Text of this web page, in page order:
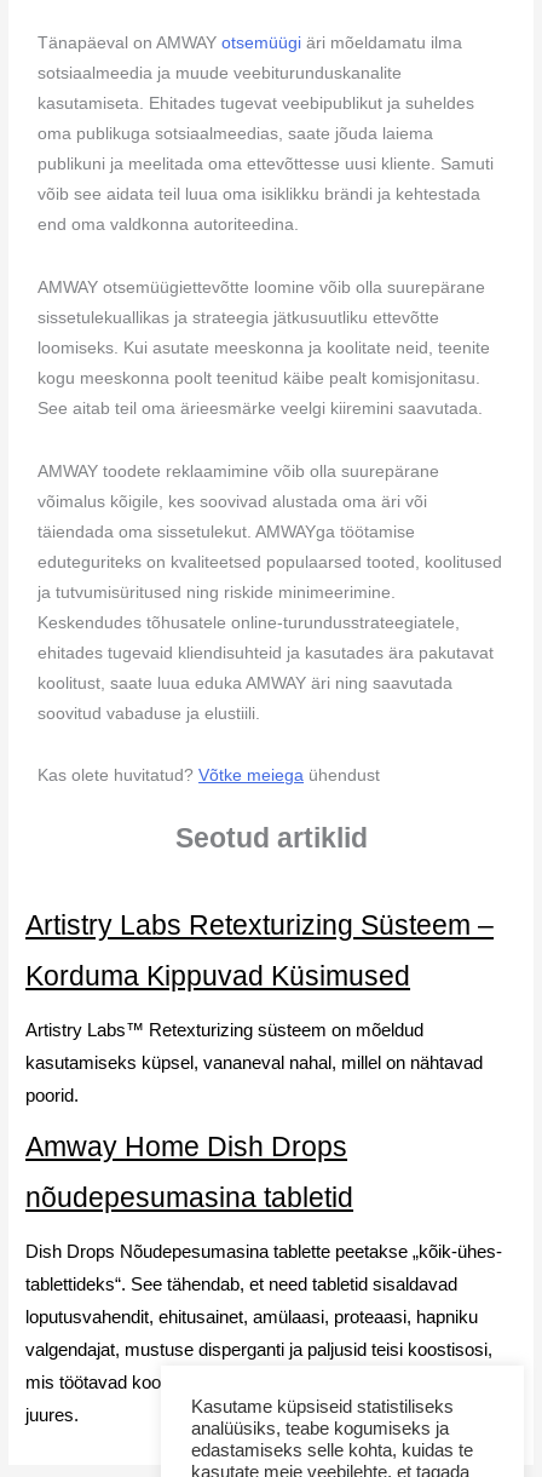
Tänapäeval on AMWAYotsemüügiäri mõeldamatu ilma
sotsiaalmeedia ja muude veebiturunduskanalite
kasutamiseta. Ehitades tugevat veebipublikut ja suheldes
oma publikuga sotsiaalmeedias, saate jõuda laiema
publikuni ja meelitada oma ettevõttesse uusi kliente. Samuti
võib see aidata teil luua oma isiklikku brändi ja kehtestada
end oma valdkonna autoriteedina.
AMWAY otsemüügiettevõtte loomine võib olla suurepärane
sissetulekuallikas ja strateegia jätkusuutliku ettevõtte
loomiseks. Kui asutate meeskonna ja koolitate neid, teenite
kogu meeskonna poolt teenitud käibe pealt komisjonitasu.
See aitab teil oma ärieesmärke veelgi kiiremini saavutada.
AMWAY toodete reklaamimine võib olla suurepärane
võimalus kõigile, kes soovivad alustada oma äri või
täiendada oma sissetulekut. AMWAYga töötamise
eduteguriteks on kvaliteetsed populaarsed tooted, koolitused
ja tutvumisüritused ning riskide minimeerimine.
Keskendudes tõhusatele online-turundusstrateegiatele,
ehitades tugevaid kliendisuhteid ja kasutades ära pakutavat
koolitust, saate luua eduka AMWAY äri ning saavutada
soovitud vabaduse ja elustiili.
Kas olete huvitatud?Võtke meiega ühendust
Seotud artiklid
Artistry Labs Retexturizing Süsteem –
Korduma Kippuvad Küsimused
Artistry Labs™ Retexturizing süsteem on mõeldud
kasutamiseks küpsel, vananeval nahal, millel on nähtavad
poorid.
Amway Home Dish Drops
nõudepesumasina tabletid
Dish Drops Nõudepesumasina tablette peetakse „kõik-ühes-
tablettideks“. See tähendab, et need tabletid sisaldavad
loputusvahendit, ehitusainet, amülaasi, proteaasi, hapniku
valgendajat, mustuse disperganti ja paljusid teisi koostisosi,
mis töötavad koos, et tagada parim tulemus isegi 40 °C
juures.
Kasutame küpsiseid statistiliseks
analüüsiks, teabe kogumiseks ja
edastamiseks selle kohta, kuidas te
kasutate meie veebilehte, et tagada